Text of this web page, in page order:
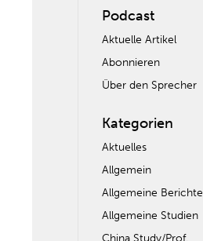
Podcast
Aktuelle Artikel
Abonnieren
Über den Sprecher
Kategorien
Aktuelles
Allgemein
Allgemeine Berichte
Allgemeine Studien
China Study/Prof.